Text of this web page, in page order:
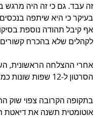
זה עבד. גם כי זה היה מרגש
בעיקר כי היא שיתפה
אף קיבל תהודה נוספת
לקהלים שלא בהכרח קשורים
אחרי ההצלחה הראשונית,
הסרטון ל-12 שפות שונות כמו מנדרינית ואיטלקית וכך קיבלנו סיבוב נוסף של קהל חדש.
בתקופה הקרובה צפוי שוק
אוטומטית תשנה את דיאטת